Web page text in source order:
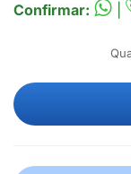
Confirmar: